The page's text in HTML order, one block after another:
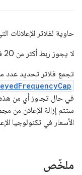
حاوية لفلاتر الإعلانات
لا يجوز ربط أكثر من 20 فلترًا لتحديد عدد مرات الظهور بإعلان واحد.
تجمع فلاتر تحديد عدد
في حال تجاوز أي من هذه
ستتم إزالة الإعلان من
الأسعار في تكنولوجيا
ملخّص